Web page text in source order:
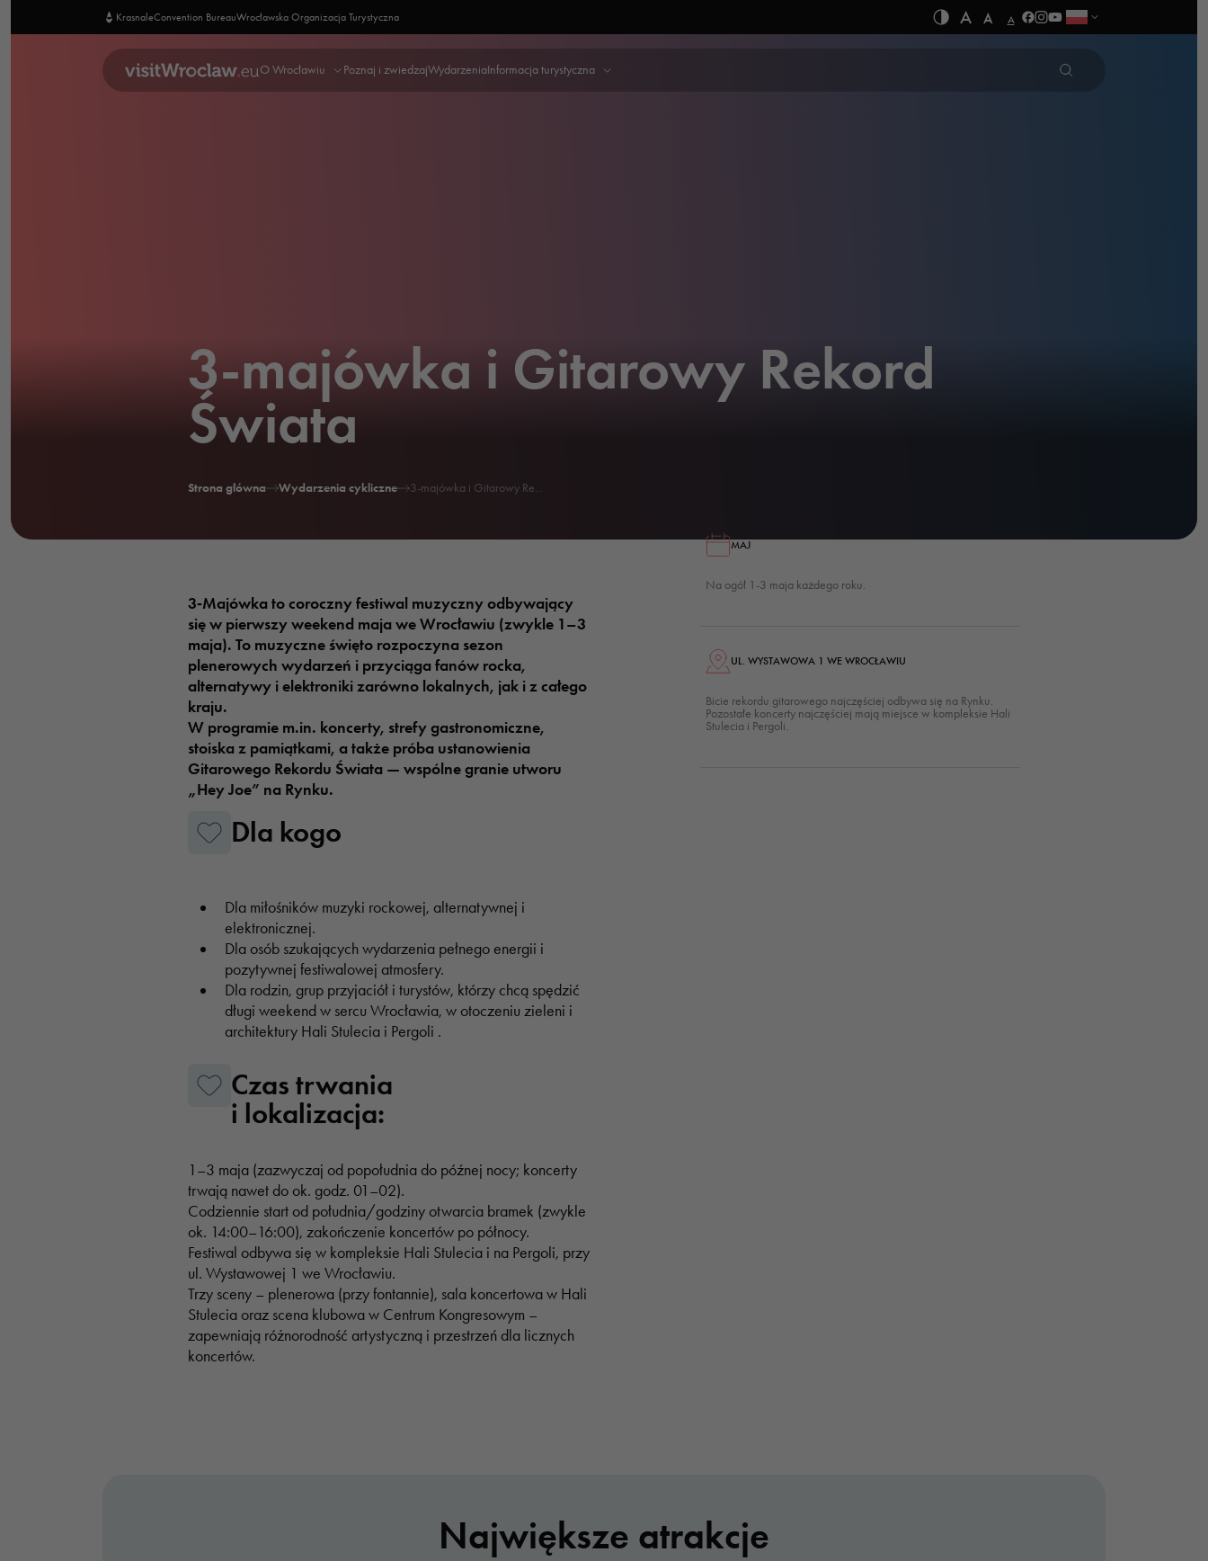
KrasnaleConvention BureauWrocławska Organizacja Turystyczna A A A
O Wrocławiu Poznaj i zwiedzajWydarzeniaInformacja turystyczna
3-majówka i Gitarowy Rekord
Świata
Strona główna Wydarzenia cykliczne 3-majówka i Gitarowy Re...
3‑Majówka to coroczny festiwal muzyczny odbywający
się w pierwszy weekend maja we Wrocławiu (zwykle 1–3
maja). To muzyczne święto rozpoczyna sezon
plenerowych wydarzeń i przyciąga fanów rocka,
alternatywy i elektroniki zarówno lokalnych, jak i z całego
kraju.
W programie m.in. koncerty, strefy gastronomiczne,
stoiska z pamiątkami, a także próba ustanowienia
Gitarowego Rekordu Świata — wspólne granie utworu
„Hey Joe” na Rynku.
Dla kogo
Dla miłośników muzyki rockowej, alternatywnej i
elektronicznej.
Dla osób szukających wydarzenia pełnego energii i
pozytywnej festiwalowej atmosfery.
Dla rodzin, grup przyjaciół i turystów, którzy chcą spędzić
długi weekend w sercu Wrocławia, w otoczeniu zieleni i
architektury Hali Stulecia i Pergoli .
Czas trwania
i lokalizacja:
1–3 maja (zazwyczaj od popołudnia do późnej nocy; koncerty
trwają nawet do ok. godz. 01–02).
Codziennie start od południa/godziny otwarcia bramek (zwykle
ok. 14:00–16:00), zakończenie koncertów po północy.
Festiwal odbywa się w kompleksie Hali Stulecia i na Pergoli, przy
ul. Wystawowej 1 we Wrocławiu.
Trzy sceny – plenerowa (przy fontannie), sala koncertowa w Hali
Stulecia oraz scena klubowa w Centrum Kongresowym –
zapewniają różnorodność artystyczną i przestrzeń dla licznych
koncertów.
MAJ
Na ogół 1-3 maja każdego roku.
UL. WYSTAWOWA 1 WE WROCŁAWIU
Bicie rekordu gitarowego najczęściej odbywa się na Rynku.
Pozostałe koncerty najczęściej mają miejsce w kompleksie Hali
Stulecia i Pergoli.
Największe atrakcje